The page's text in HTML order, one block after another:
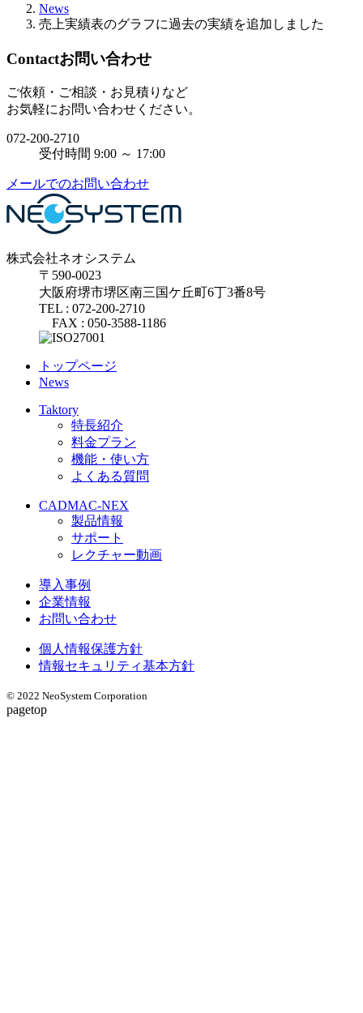
News
売上実績表のグラフに過去の実績を追加しました
Contactお問い合わせ
ご依頼・ご相談・お見積りなど
お気軽にお問い合わせください。
072-200-2710
受付時間 9:00 ～ 17:00
メールでのお問い合わせ
株式会社ネオシステム
〒590-0023
大阪府堺市堺区南三国ケ丘町6丁3番8号
TEL : 072-200-2710
FAX : 050-3588-1186
トップページ
News
Taktory
特長紹介
料金プラン
機能・使い方
よくある質問
CADMAC-NEX
製品情報
サポート
レクチャー動画
導入事例
企業情報
お問い合わせ
個人情報保護方針
情報セキュリティ基本方針
© 2022 NeoSystem Corporation
pagetop